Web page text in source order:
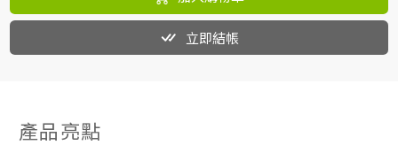
立即結帳
產品亮點